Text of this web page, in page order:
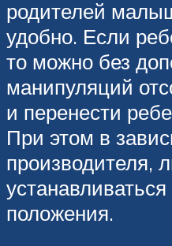
родителей
удобно. Если
то можно без
манипуляций
и перенести
При этом в
производителя,
положения.